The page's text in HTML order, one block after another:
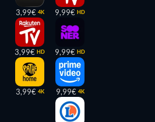
3,99€ 4K
3,99€ HD
3,99€ 4K
9,99€ HD
9,99€ HD
9,99€ 4K